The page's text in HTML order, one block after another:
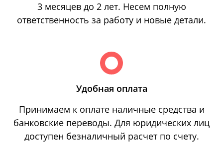
3 месяцев до 2 лет. Несем полную
ответственность за работу и новые детали.
Удобная оплата
Принимаем к оплате наличные средства и
банковские переводы. Для юридических лиц
доступен безналичный расчет по счету.